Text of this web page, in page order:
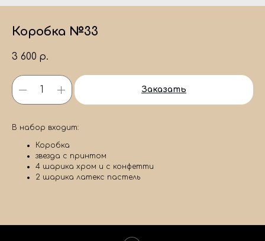
Коробка №33
3 600 р.
Заказать
В набор входит:
Коробка
звезда с принтом
4 шарика хром и с конфетти
2 шарика латекс пастель